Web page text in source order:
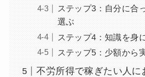
ステップ3：自分に合
選ぶ
ステップ4：知識を身
ステップ5：少額から
不労所得で稼ぎたい人に